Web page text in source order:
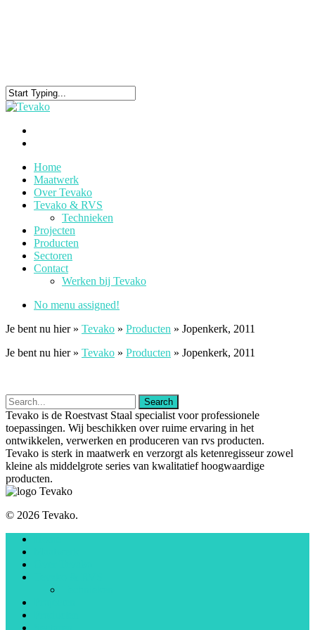
Home
Maatwerk
Over Tevako
Tevako & RVS
Technieken
Projecten
Producten
Sectoren
Contact
Werken bij Tevako
No menu assigned!
Je bent nu hier » Tevako » Producten » Jopenkerk, 2011
Je bent nu hier » Tevako » Producten » Jopenkerk, 2011
Tevako is de Roestvast Staal specialist voor professionele
toepassingen. Wij beschikken over ruime ervaring in het
ontwikkelen, verwerken en produceren van rvs producten.
Tevako is sterk in maatwerk en verzorgt als ketenregisseur zowel
kleine als middelgrote series van kwalitatief hoogwaardige
producten.
© 2026 Tevako.